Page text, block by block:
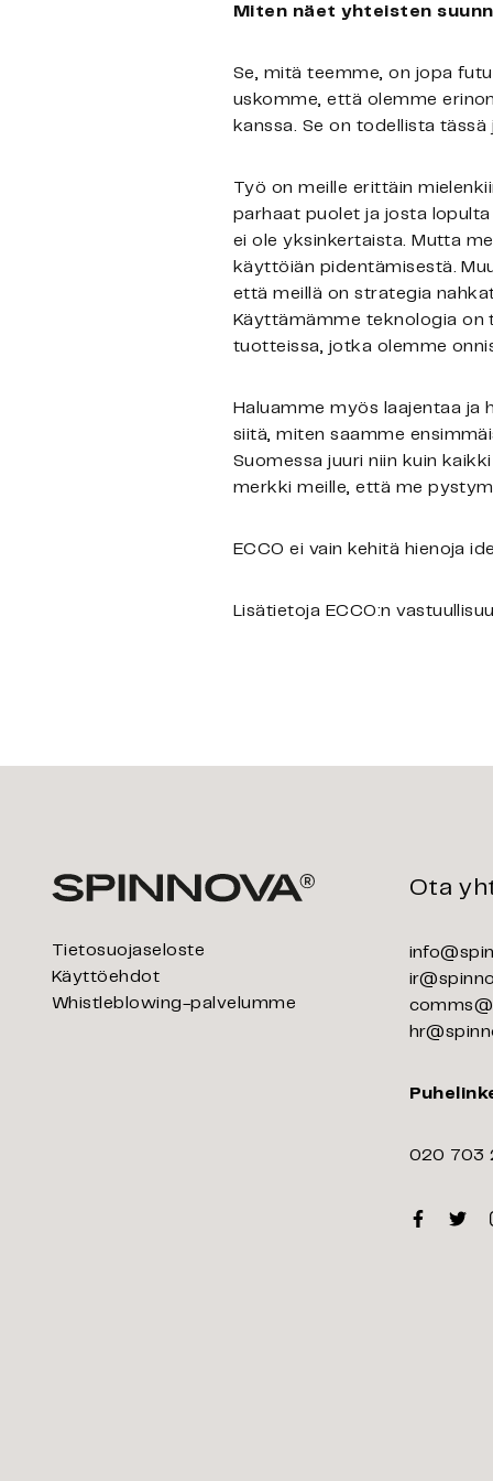
Miten näet yhteisten
Se, mitä teemme, on jopa
uskomme, että olemme
kanssa. Se on todellista
Työ on meille erittäin
parhaat puolet ja josta
ei ole yksinkertaista. Mutta
käyttöiän pidentämisestä.
että meillä on strategia
Käyttämämme teknologia on
tuotteissa, jotka olemme
Haluamme myös laajentaa ja
siitä, miten saamme
Suomessa juuri niin kuin
merkki meille, että me
ECCO ei vain kehitä hienoja
Lisätietoja ECCO:n
Tietosuojaseloste
Käyttöehdot
Whistleblowing-palvelumme
Ota
020 703
Facebook